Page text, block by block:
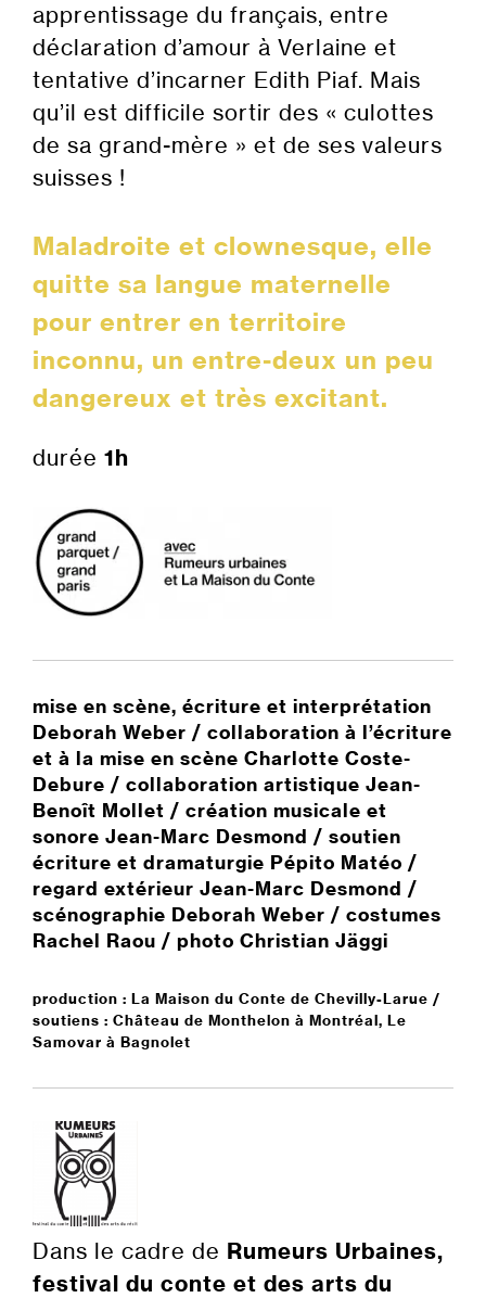
apprentissage du français, entre
déclaration d’amour à Verlaine et
tentative d’incarner Edith Piaf. Mais
qu’il est difficile sortir des « culottes
de sa grand-mère » et de ses valeurs
suisses !
Maladroite et clownesque, elle
quitte sa langue maternelle
pour entrer en territoire
inconnu, un entre-deux un peu
dangereux et très excitant.
durée 1h
mise en scène, écriture et interprétation
Deborah Weber / collaboration à l’écriture
et à la mise en scène Charlotte Coste-
Debure / collaboration artistique Jean-
Benoît Mollet / création musicale et
sonore Jean-Marc Desmond / soutien
écriture et dramaturgie Pépito Matéo /
regard extérieur Jean-Marc Desmond /
scénographie Deborah Weber / costumes
Rachel Raou / photo Christian Jäggi
production : La Maison du Conte de Chevilly-Larue /
soutiens : Château de Monthelon à Montréal, Le
Samovar à Bagnolet
Dans le cadre de Rumeurs Urbaines,
festival du conte et des arts du